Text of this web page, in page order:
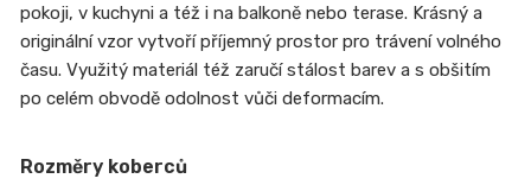
pokoji, v kuchyni a též i na balkoně nebo terase. Krásný a
originální vzor vytvoří příjemný prostor pro trávení volného
času. Využitý materiál též zaručí stálost barev a s obšitím
po celém obvodě odolnost vůči deformacím.
Rozměry koberců